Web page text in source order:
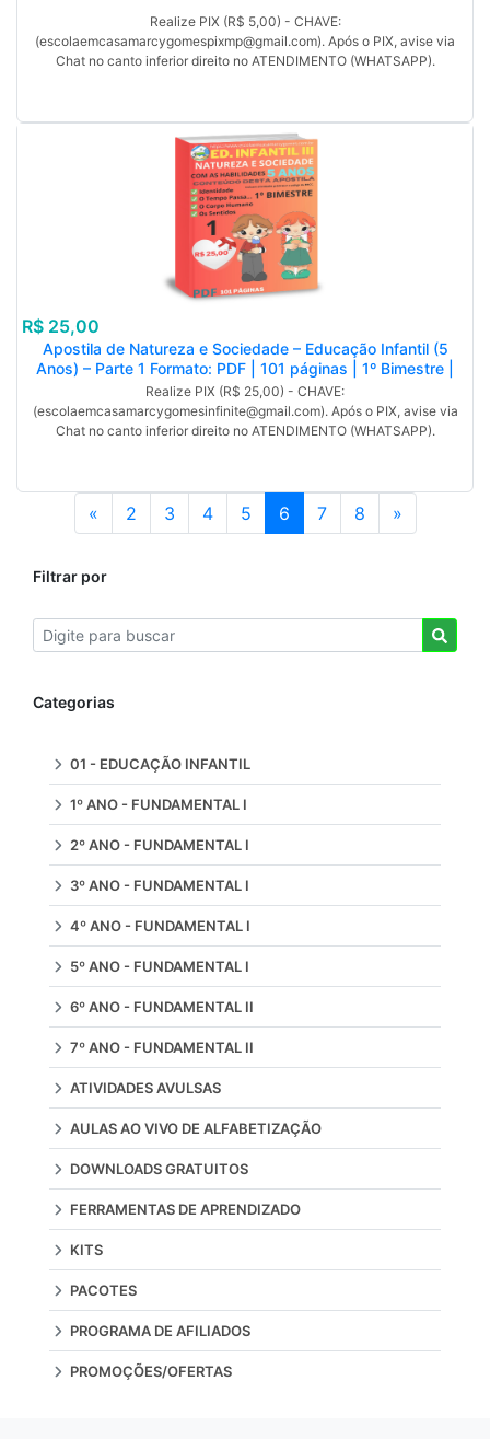
Realize PIX (R$ 5,00) - CHAVE:
(escolaemcasamarcygomespixmp@gmail.com). Após o PIX, avise via
Chat no canto inferior direito no ATENDIMENTO (WHATSAPP).
R$ 25,00
Apostila de Natureza e Sociedade – Educação Infantil (5
Anos) – Parte 1 Formato: PDF | 101 páginas | 1º Bimestre |
Com Código da BNCC
Realize PIX (R$ 25,00) - CHAVE:
(escolaemcasamarcygomesinfinite@gmail.com). Após o PIX, avise via
Chat no canto inferior direito no ATENDIMENTO (WHATSAPP).
« 2 3 4 5 6 7 8 »
Filtrar por
Categorias
01 - EDUCAÇÃO INFANTIL
1º ANO - FUNDAMENTAL I
2º ANO - FUNDAMENTAL I
3º ANO - FUNDAMENTAL I
4º ANO - FUNDAMENTAL I
5º ANO - FUNDAMENTAL I
6º ANO - FUNDAMENTAL II
7º ANO - FUNDAMENTAL II
ATIVIDADES AVULSAS
AULAS AO VIVO DE ALFABETIZAÇÃO
DOWNLOADS GRATUITOS
FERRAMENTAS DE APRENDIZADO
KITS
PACOTES
PROGRAMA DE AFILIADOS
PROMOÇÕES/OFERTAS